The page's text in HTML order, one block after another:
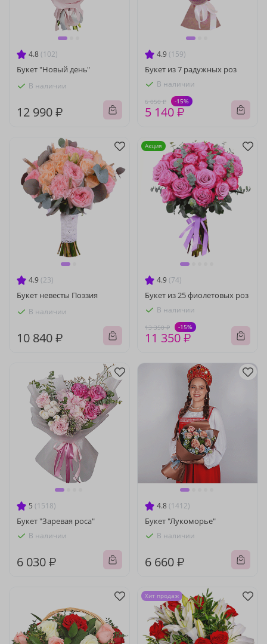
4.8 (102)
Букет "Новый день"
В наличии
12 990 ₽
4.9 (159)
Букет из 7 радужных роз
В наличии
6 050 ₽ -15%
5 140 ₽
4.9 (23)
Букет невесты Поэзия
В наличии
10 840 ₽
4.9 (74)
Букет из 25 фиолетовых роз
В наличии
13 350 ₽ -15%
11 350 ₽
Акция
5 (1518)
Букет "Заревая роса"
В наличии
6 030 ₽
4.8 (1412)
Букет "Лукоморье"
В наличии
6 660 ₽
Хит продаж